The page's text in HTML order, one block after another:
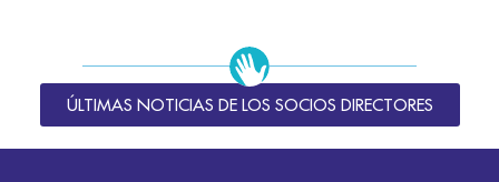
ÚLTIMAS NOTICIAS DE LOS SOCIOS DIRECTORES